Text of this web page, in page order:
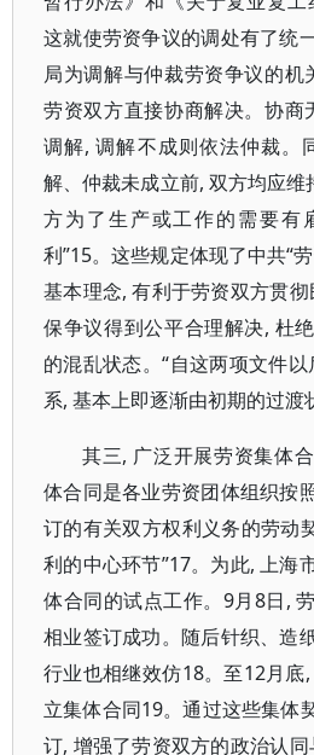
这就使劳资争议的调处有了统
局为调解与仲裁劳资争议的机
劳资双方直接协商解决。协商
调解, 调解不成则依法仲裁。
解、仲裁未成立前, 双方均应维
方为了生产或工作的需要有
利”15。这些规定体现了中共“
基本理念, 有利于劳资双方贯
保争议得到公平合理解决, 杜
的混乱状态。“自这两项文件
系, 基本上即逐渐由初期的过渡
其三, 广泛开展劳资集体
体合同是各业劳资团体组织按
订的有关双方权利义务的劳动
利的中心环节”17。为此, 上海
体合同的试点工作。9月8日,
相业签订成功。随后针织、造
行业也相继效仿18。至12月底
立集体合同19。通过这些集体
订, 增强了劳资双方的政治认